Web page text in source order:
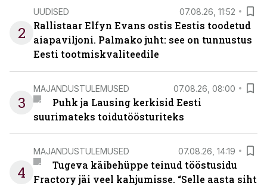
2
UUDISED 07.08.26, 11:52
Rallistaar Elfyn Evans ostis Eestis toodetud
aiapaviljoni. Palmako juht: see on tunnustus
Eesti tootmiskvaliteedile
3
MAJANDUSTULEMUSED 07.08.26, 08:00
Puhk ja Lausing kerkisid Eesti
suurimateks toidutöösturiteks
4
MAJANDUSTULEMUSED 07.08.26, 14:19
Tugeva käibehüppe teinud tööstusidu
Fractory jäi veel kahjumisse. “Selle aasta siht